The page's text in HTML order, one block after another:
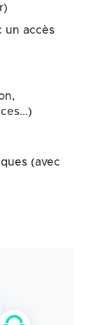
un accès
(avec